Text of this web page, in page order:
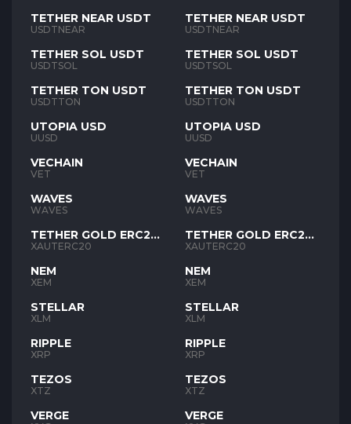
TETHER NEAR USDT
USDTNEAR
TETHER SOL USDT
USDTSOL
TETHER TON USDT
USDTTON
UTOPIA USD
UUSD
VECHAIN
VET
WAVES
WAVES
TETHER GOLD ERC20
XAUT
XAUTERC20
NEM
XEM
STELLAR
XLM
RIPPLE
XRP
TEZOS
XTZ
VERGE
TETHER NEAR USDT
USDTNEAR
TETHER SOL USDT
USDTSOL
TETHER TON USDT
USDTTON
UTOPIA USD
UUSD
VECHAIN
VET
WAVES
WAVES
TETHER GOLD ERC20
XAUT
XAUTERC20
NEM
XEM
STELLAR
XLM
RIPPLE
XRP
TEZOS
XTZ
VERGE